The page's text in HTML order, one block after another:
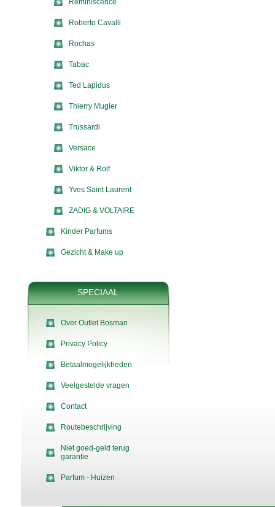
Reminiscence
Roberto Cavalli
Rochas
Tabac
Ted Lapidus
Thierry Mugler
Trussardi
Versace
Viktor & Rolf
Yves Saint Laurent
ZADIG & VOLTAIRE
Kinder Parfums
Gezicht & Make up
SPECIAAL
Over Outlet Bosman
Privacy Policy
Betaalmogelijkheden
Veelgestelde vragen
Contact
Routebeschrijving
Niet goed-geld terug
garantie
Parfum - Huizen